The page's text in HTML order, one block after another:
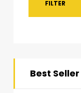
FILTER
Best Seller